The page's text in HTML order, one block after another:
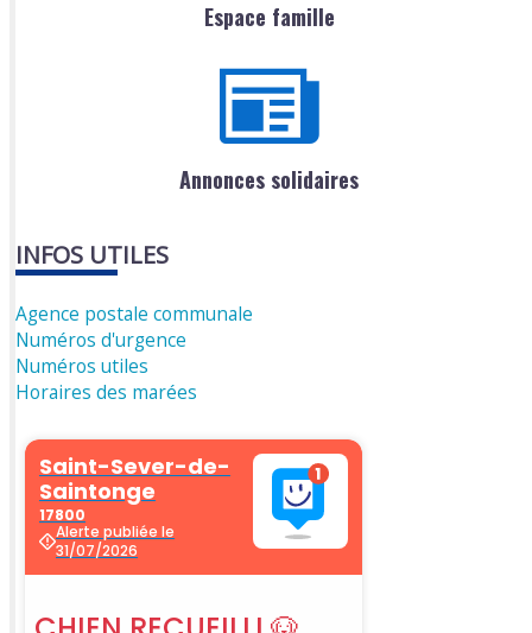
Espace famille
Annonces solidaires
INFOS UTILES
Agence postale communale
Numéros d'urgence
Numéros utiles
Horaires des marées